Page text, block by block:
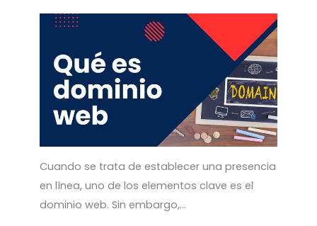
Cuando se trata de establecer una presencia
en línea, uno de los elementos clave es el
dominio web. Sin embargo,…